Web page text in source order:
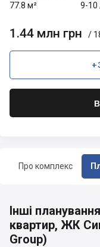
Про комплекс
77.8 м² 9-10
1.44 млн грн /
Інші
квартир, ЖК
Group)